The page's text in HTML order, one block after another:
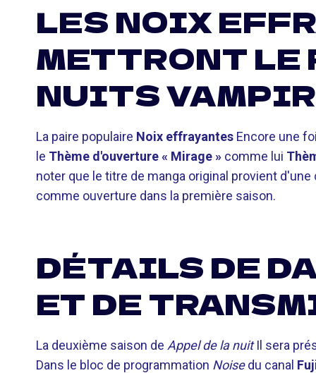
LES NOIX
METTRONT LE
NUITS
La paire populaire Noix effrayantes Encore une
le Thème d'ouverture « Mirage » comme lui
noter que le titre de manga original provient
comme ouverture dans la première saison.
DÉTAILS DE
ET DE
La deuxième saison de Appel de la nuitIl sera
Dans le bloc de programmation Noisedu canal